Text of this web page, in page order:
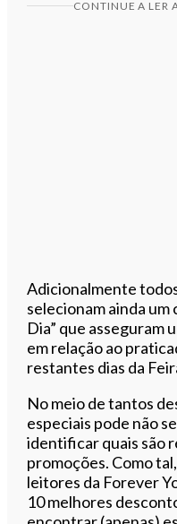
CONTINUE A LER
Adicionalmente
selecionam ainda
Dia” que asseguram
em relação ao
restantes dias da
No meio de tantos
especiais pode não
identificar quais são
promoções. Como
leitores da Forever
10 melhores